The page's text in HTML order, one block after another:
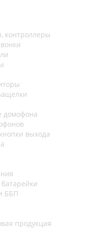
контроллеры
домофона
выхода
ББП
продукция